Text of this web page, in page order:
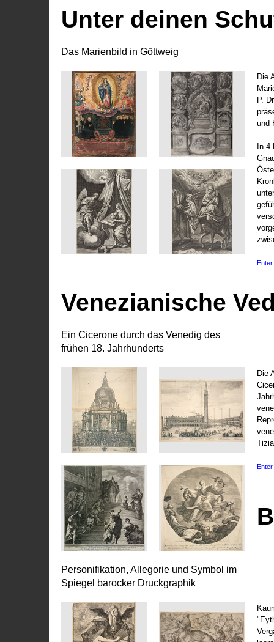
Unter deinen
Das Marienbild in Göttweig
Die
P.
und
In 4
Enter
Venezianische
Ein Cicerone durch das Venedig des
frühen 18. Jahrhunderts
Die
Enter
Personifikation, Allegorie und Symbol im
Spiegel barocker Druckgraphik